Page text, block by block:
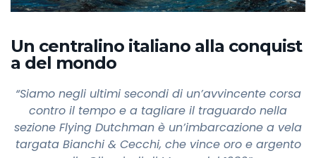
Un centralino italiano alla conquist
a del mondo
“Siamo negli ultimi secondi di un’avvincente corsa
contro il tempo e a tagliare il traguardo nella
sezione Flying Dutchman è un’imbarcazione a vela
targata Bianchi & Cecchi, che vince oro e argento